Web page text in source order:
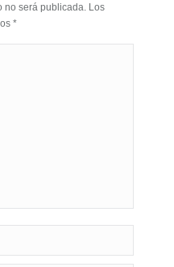
no será publicada. Los
*